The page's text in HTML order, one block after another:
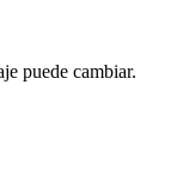
puede cambiar.